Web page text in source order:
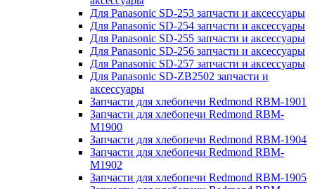
Для Panasonic SD-253 запчасти и аксессуары
Для Panasonic SD-254 запчасти и аксессуары
Для Panasonic SD-255 запчасти и аксессуары
Для Panasonic SD-256 запчасти и аксессуары
Для Panasonic SD-257 запчасти и аксессуары
Для Panasonic SD-ZB2502 запчасти и
аксессуары
Запчасти для хлебопечи Redmond RBM-1901
Запчасти для хлебопечи Redmond RBM-
M1900
Запчасти для хлебопечи Redmond RBM-1904
Запчасти для хлебопечи Redmond RBM-
M1902
Запчасти для хлебопечи Redmond RBM-1905